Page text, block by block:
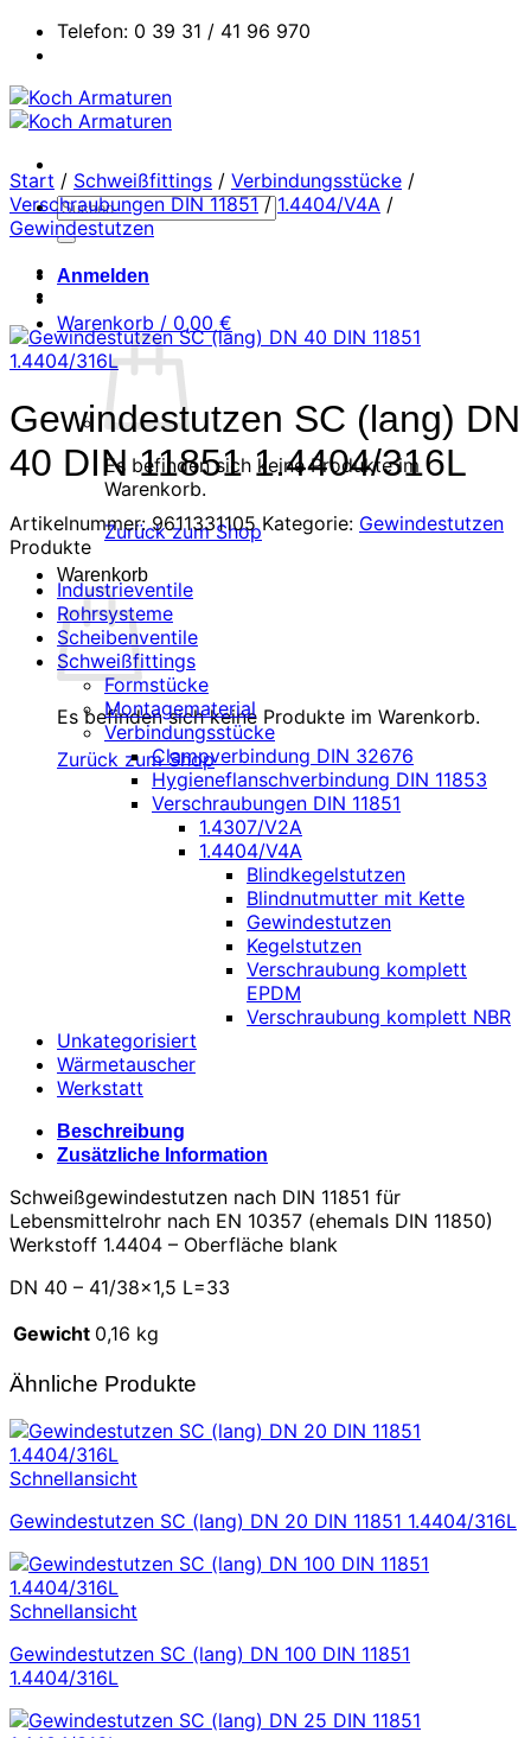
Zum
Inhalt
Telefon: 0 39 31 / 41 96 970
Suchen
nach:
Anmelden
Warenkorb / 0,00€
Es befinden sich keine Produkte im
Warenkorb.
Zurück zum Shop
Warenkorb
Es befinden sich keine Produkte im Warenkorb.
Zurück zum Shop
Start / Schweißfittings / Verbindungsstücke /
Verschraubungen DIN 11851 / 1.4404/V4A /
Gewindestutzen
Gewindestutzen SC (lang) DN
40 DIN 11851 1.4404/316L
Artikelnummer:9611331105 Kategorie: Gewindestutzen
Produkte
Industrieventile
Rohrsysteme
Scheibenventile
Schweißfittings
Formstücke
Montagematerial
Verbindungsstücke
Clampverbindung DIN 32676
Hygieneflanschverbindung DIN 11853
Verschraubungen DIN 11851
1.4307/V2A
1.4404/V4A
Blindkegelstutzen
Blindnutmutter mit Kette
Gewindestutzen
Kegelstutzen
Verschraubung komplett
EPDM
Verschraubung komplett NBR
Unkategorisiert
Wärmetauscher
Werkstatt
Beschreibung
Zusätzliche Information
Schweißgewindestutzen nach DIN 11851 für
Lebensmittelrohr nach EN 10357 (ehemals DIN 11850)
Werkstoff 1.4404 – Oberfläche blank
DN 40 – 41/38×1,5 L=33
Gewicht 0,16 kg
Ähnliche Produkte
Schnellansicht
Gewindestutzen SC (lang) DN 20 DIN 11851 1.4404/316L
Schnellansicht
Gewindestutzen SC (lang) DN 100 DIN 11851
1.4404/316L